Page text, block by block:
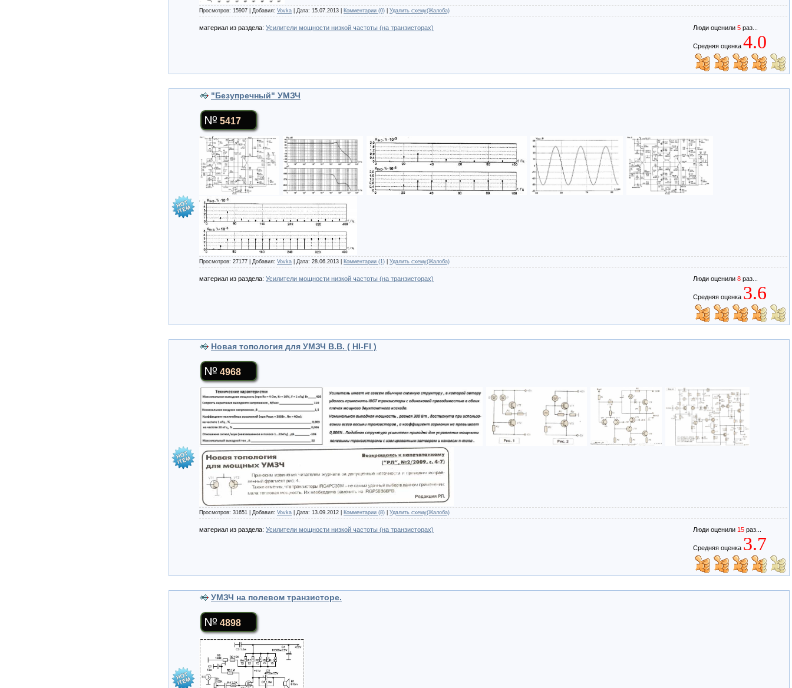
Просмотров: 15907 | Добавил: Vovka | Дата: 15.07.2013 Комментарии (0) Удалить схему(Жалоба)
материал из раздела: Усилители мощности низкой частоты (на транзисторах) Люди оценили 5 раз...
Средняя оценка 4.0
"Безупречный" УМЗЧ
5417
Просмотров: 27177 | Добавил: Vovka | Дата: 28.06.2013 Комментарии (1) Удалить схему(Жалоба)
материал из раздела: Усилители мощности низкой частоты (на транзисторах) Люди оценили 8 раз...
Средняя оценка 3.6
Новая топология для УМЗЧ В.В. ( HI-FI )
4968
Просмотров: 31651 | Добавил: Vovka | Дата: 13.09.2012 Комментарии (8) Удалить схему(Жалоба)
материал из раздела: Усилители мощности низкой частоты (на транзисторах) Люди оценили 15 раз...
Средняя оценка 3.7
УМЗЧ на полевом транзисторе.
4898